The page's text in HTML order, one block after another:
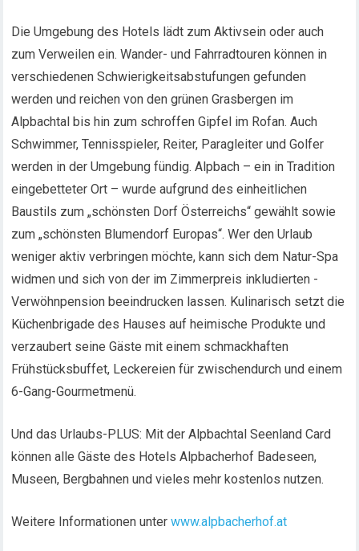
Die Umgebung des Hotels lädt zum Aktivsein oder auch
zum Verweilen ein. Wander- und Fahrradtouren können in
verschiedenen Schwierigkeitsabstufungen gefunden
werden und reichen von den grünen Grasbergen im
Alpbachtal bis hin zum schroffen Gipfel im Rofan. Auch
Schwimmer, Tennisspieler, Reiter, Paragleiter und Golfer
werden in der Umgebung fündig. Alpbach – ein in Tradition
eingebetteter Ort – wurde aufgrund des einheitlichen
Baustils zum „schönsten Dorf Österreichs“ gewählt sowie
zum „schönsten Blumendorf Europas“. Wer den Urlaub
weniger aktiv verbringen möchte, kann sich dem Natur-Spa
widmen und sich von der im Zimmerpreis inkludierten -
Verwöhnpension beeindrucken lassen. Kulinarisch setzt die
Küchenbrigade des Hauses auf heimische Produkte und
verzaubert seine Gäste mit einem schmackhaften
Frühstücksbuffet, Leckereien für zwischendurch und einem
6-Gang-Gourmetmenü.
Und das Urlaubs-PLUS: Mit der Alpbachtal Seenland Card
können alle Gäste des Hotels Alpbacherhof Badeseen,
Museen, Bergbahnen und vieles mehr kostenlos nutzen.
Weitere Informationen unterwww.alpbacherhof.at